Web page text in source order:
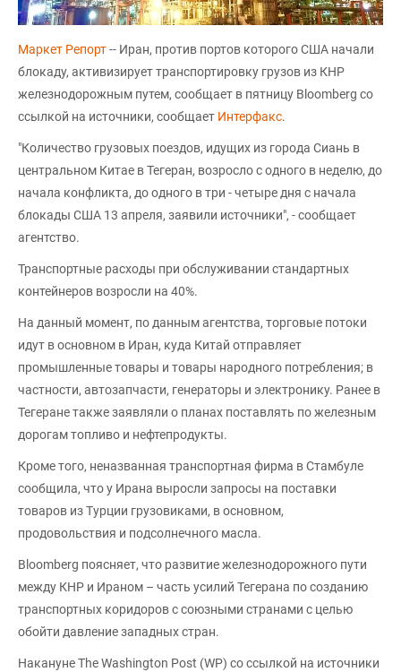
Маркет Репорт-- Иран, против портов которого США начали
блокаду, активизирует транспортировку грузов из КНР
железнодорожным путем, сообщает в пятницу Bloomberg со
ссылкой на источники, сообщает Интерфакс.
"Количество грузовых поездов, идущих из города Сиань в
центральном Китае в Тегеран, возросло с одного в неделю, до
начала конфликта, до одного в три - четыре дня с начала
блокады США 13 апреля, заявили источники", - сообщает
агентство.
Транспортные расходы при обслуживании стандартных
контейнеров возросли на 40%.
На данный момент, по данным агентства, торговые потоки
идут в основном в Иран, куда Китай отправляет
промышленные товары и товары народного потребления; в
частности, автозапчасти, генераторы и электронику. Ранее в
Тегеране также заявляли о планах поставлять по железным
дорогам топливо и нефтепродукты.
Кроме того, неназванная транспортная фирма в Стамбуле
сообщила, что у Ирана выросли запросы на поставки
товаров из Турции грузовиками, в основном,
продовольствия и подсолнечного масла.
Bloomberg поясняет, что развитие железнодорожного пути
между КНР и Ираном – часть усилий Тегерана по созданию
транспортных коридоров с союзными странами с целью
обойти давление западных стран.
Накануне The Washington Post (WP) со ссылкой на источники